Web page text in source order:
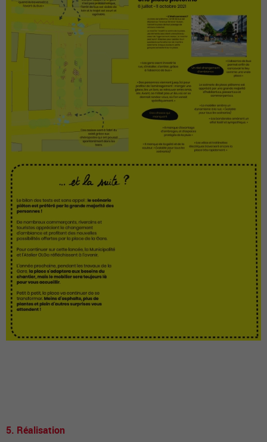
5. Réalisation